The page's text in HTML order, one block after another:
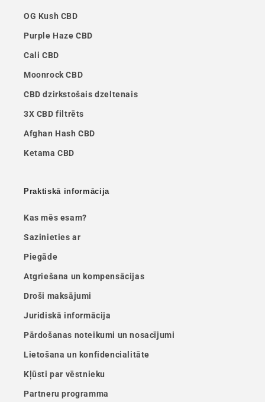
OG Kush CBD
Purple Haze CBD
Cali CBD
Moonrock CBD
CBD dzirkstošais dzeltenais
3X CBD filtrēts
Afghan Hash CBD
Ketama CBD
Praktiskā informācija
Kas mēs esam?
Sazinieties ar
Piegāde
Atgriešana un kompensācijas
Droši maksājumi
Juridiskā informācija
Pārdošanas noteikumi un nosacījumi
Lietošana un konfidencialitāte
Kļūsti par vēstnieku
Partneru programma